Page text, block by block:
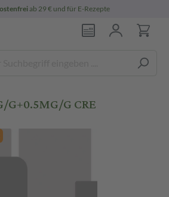
ab 29 € und für E-Rezepte
G+0.5MG/G CRE